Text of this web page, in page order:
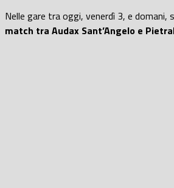
Nelle gare tra oggi, venerdì 3, e
match tra Audax Sant’Angelo e